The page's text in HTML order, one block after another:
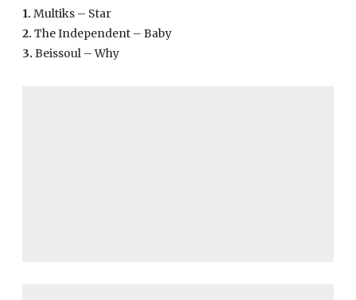
1. Multiks – Star
2. The Independent – Baby
3. Beissoul – Why